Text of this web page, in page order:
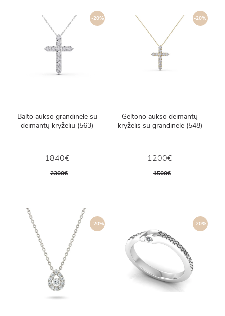
-20%
Balto aukso grandinėlė su
deimantų kryželiu (563)
1840€
2300€
-20%
Geltono aukso deimantų
kryželis su grandinėle (548)
1200€
1500€
-20% -20%